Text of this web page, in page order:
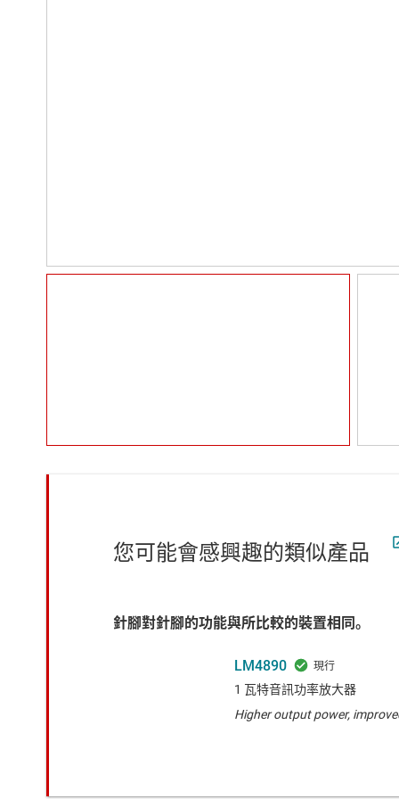
您可能會感興趣的類似產品
針腳對針腳的功能與所比較的裝置相同。
LM4890
1 瓦特音訊功率放大器
Higher output power,